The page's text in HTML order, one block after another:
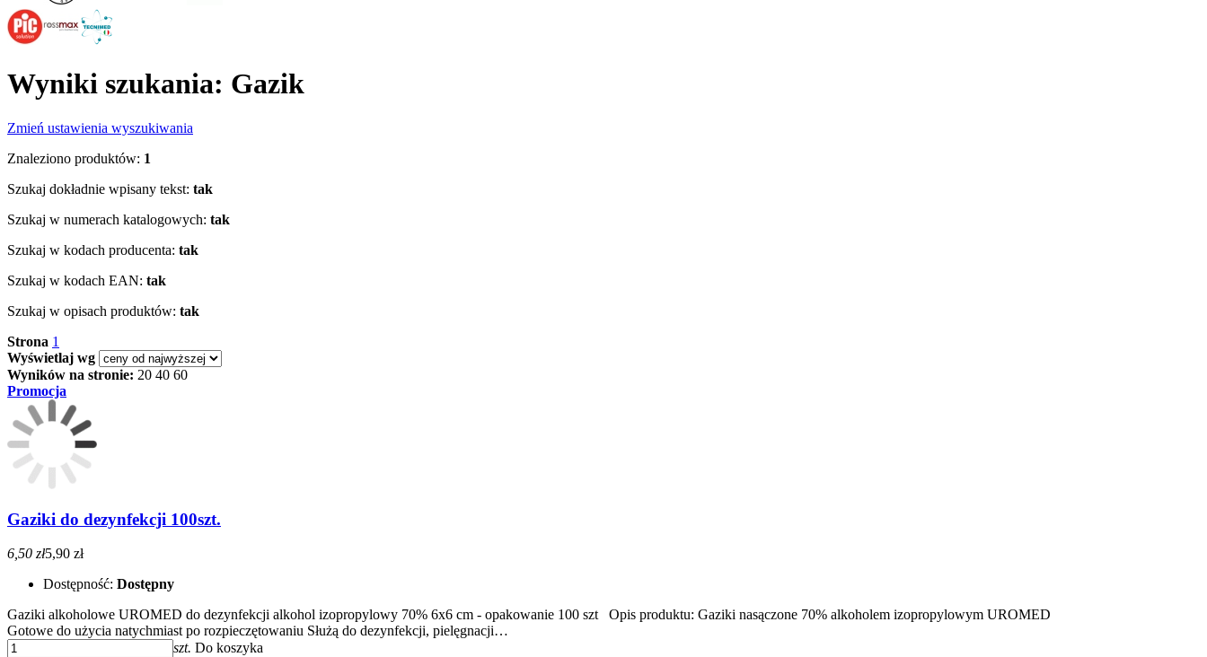
Wyniki szukania: Gazik
Zmień ustawienia wyszukiwania
Znaleziono produktów: 1
Szukaj dokładnie wpisany tekst: tak
Szukaj w numerach katalogowych: tak
Szukaj w kodach producenta: tak
Szukaj w kodach EAN: tak
Szukaj w opisach produktów: tak
Strona 1
Wyświetlaj wg
Wyników na stronie: 20 40 60
Promocja
Gaziki do dezynfekcji 100szt.
6,50 zł5,90 zł
Dostępność: Dostępny
Gaziki alkoholowe UROMED do dezynfekcji alkohol izopropylowy 70% 6x6 cm - opakowanie 100 szt Opis produktu: Gaziki nasączone 70% alkoholem izopropylowym UROMED
Gotowe do użycia natychmiast po rozpieczętowaniu Służą do dezynfekcji, pielęgnacji…
szt. Do koszyka